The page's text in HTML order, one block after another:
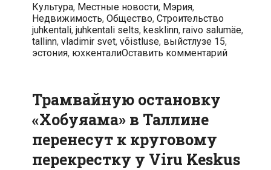
дома
заставило
жителей
района
Юхкентали
городских
властей
Рубрики
Культура, Местные новости, Мэрия,
Недвижимость, Общество, СтроительствоМетки
juhkentali, juhkentali selts, kesklinn, raivo salumäe,
tallinn, vladimir svet, võistluse, выйстлузе 15,
эстония, юхкенталиОставить комментарий
Трамвайную остановку
«Хобуяама» в Таллине
перенесут к круговому
перекрестку у Viru Keskus